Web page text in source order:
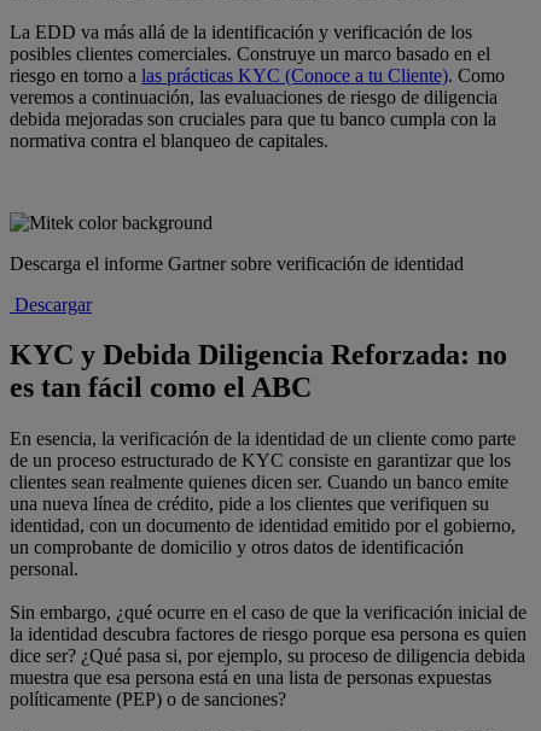
La EDD va más allá de la identificación y verificación de los
posibles clientes comerciales. Construye un marco basado en el
riesgo en torno a las prácticas KYC (Conoce a tu Cliente). Como
veremos a continuación, las evaluaciones de riesgo de diligencia
debida mejoradas son cruciales para que tu banco cumpla con la
normativa contra el blanqueo de capitales.
Descarga el informe Gartner sobre verificación de identidad
Descargar
KYC y Debida Diligencia Reforzada: no
es tan fácil como el ABC
En esencia, la verificación de la identidad de un cliente como parte
de un proceso estructurado de KYC consiste en garantizar que los
clientes sean realmente quienes dicen ser. Cuando un banco emite
una nueva línea de crédito, pide a los clientes que verifiquen su
identidad, con un documento de identidad emitido por el gobierno,
un comprobante de domicilio y otros datos de identificación
personal.
Sin embargo, ¿qué ocurre en el caso de que la verificación inicial de
la identidad descubra factores de riesgo porque esa persona es quien
dice ser? ¿Qué pasa si, por ejemplo, su proceso de diligencia debida
muestra que esa persona está en una lista de personas expuestas
políticamente (PEP) o de sanciones?